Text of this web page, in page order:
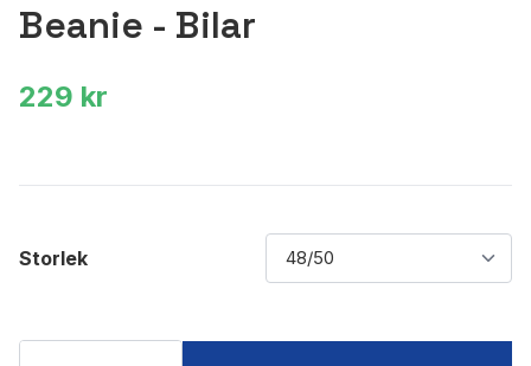
Beanie - Bilar
229 kr
Storlek